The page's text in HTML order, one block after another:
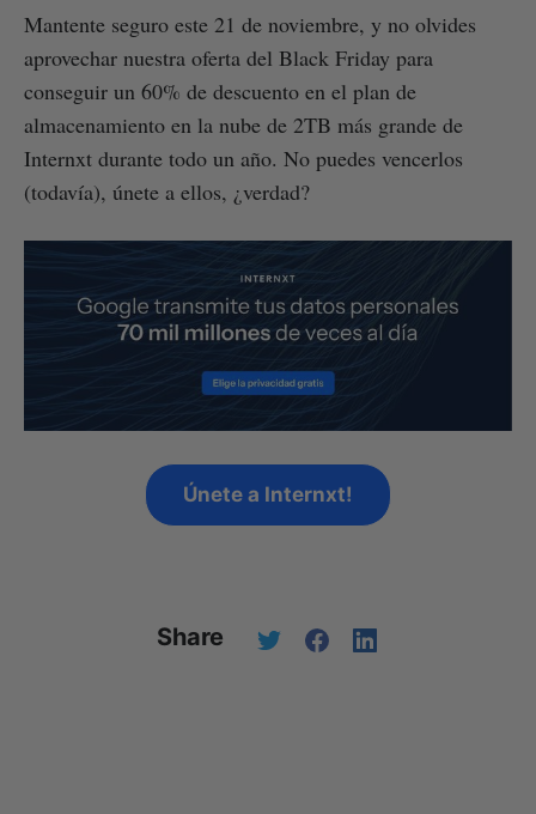
Mantente seguro este 21 de noviembre, y no olvides
aprovechar nuestra oferta del Black Friday para
conseguir un 60% de descuento en el plan de
almacenamiento en la nube de 2TB más grande de
Internxt durante todo un año. No puedes vencerlos
(todavía), únete a ellos, ¿verdad?
Únete a Internxt!
Share